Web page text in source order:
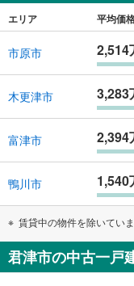
エリア 平均価
市原市 2,514
木更津市 3,283
富津市 2,394
鴨川市 1,540
賃貸中の物件を除いていま
君津市の中古一戸